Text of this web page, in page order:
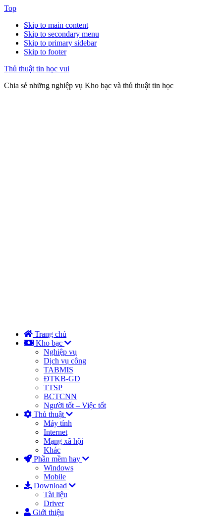
Top
Skip to main content
Skip to secondary menu
Skip to primary sidebar
Skip to footer
Thủ thuật tin học vui
Chia sẻ những nghiệp vụ Kho bạc và thủ thuật tin học
Trang chủ
Kho bạc
Nghiệp vụ
Dịch vụ công
TABMIS
ĐTKB-GD
TTSP
BCTCNN
Người tốt – Việc tốt
Thủ thuật
Máy tính
Internet
Mạng xã hội
Khác
Phần mềm hay
Windows
Mobile
Download
Tài liệu
Driver
Giới thiệu